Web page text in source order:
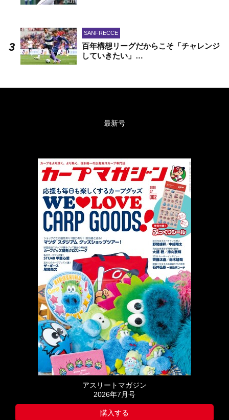
SANFRECCE
百年構想リーグだからこそ「チャレンジ
していきたい」…
最新号
アスリートマガジン
2026年7月号
購入する